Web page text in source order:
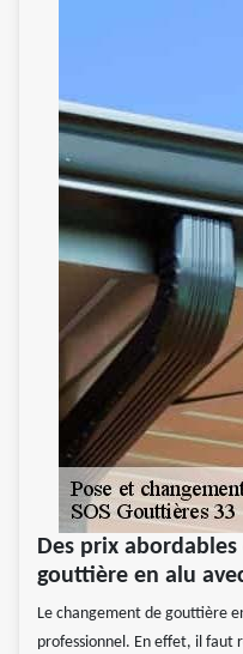
Des prix
gouttière en alu
Le changement de gouttière
professionnel. En effet, il faut